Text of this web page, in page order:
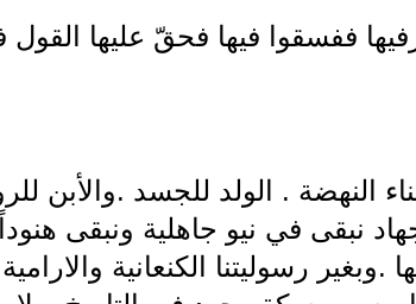
ففسقوا فيها فحقّ عليها القول
أبناء النهضة . الولد للجسد .والأبن
نبقى في نيو جاهلية ونبقى
رسوليتنا الكنعانية والارامية